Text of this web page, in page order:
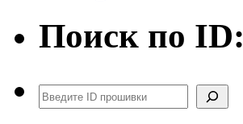
Поиск по ID:
Поиск